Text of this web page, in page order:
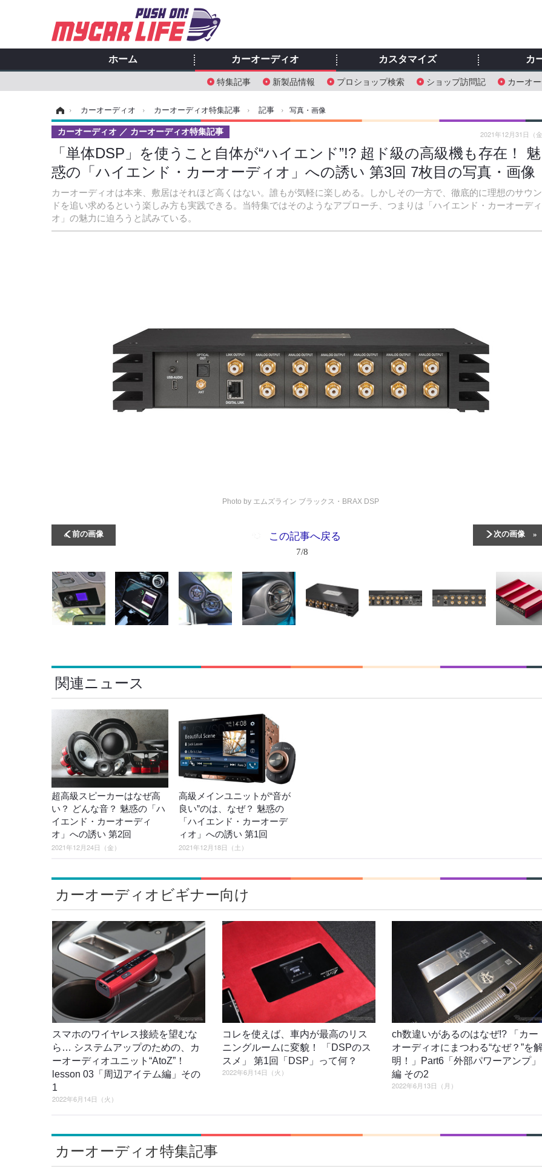
ホーム カーオーディオ
特集記事 新製品情報 プロショップ検索 ショップ訪問記 カーオ
カスタマイズ カ
› カーオーディオ › カーオーディオ特集記事 › 記事 › 写真・画像
「単体DSP」を使うこと自体が“ハイエンド”!? 超ド級の高級機も存在！ 魅
惑の「ハイエンド・カーオーディオ」への誘い 第3回 7枚目の写真・画像
カーオーディオは本来、敷居はそれほど高くはない。誰もが気軽に楽しめる。しかしその一方で、徹底的に理想のサウン
ドを追い求めるという楽しみ方も実践できる。当特集ではそのようなアプローチ、つまりは「ハイエンド・カーオーディ
オ」の魅力に迫ろうと試みている。
カーオーディオ カーオーディオ特集記事 2021年12月31日（金
Photo by エムズライン ブラックス・BRAX DSP
前の画像 次の画像
この記事へ戻る
7/8
関連ニュース
超高級スピーカーはなぜ高
い？ どんな音？ 魅惑の「ハ
イエンド・カーオーディ
オ」への誘い 第2回
2021年12月24日（金）
高級メインユニットが“音が
良い”のは、なぜ？ 魅惑の
「ハイエンド・カーオーデ
ィオ」への誘い 第1回
2021年12月18日（土）
カーオーディオビギナー向け
スマホのワイヤレス接続を望むな
ら… システムアップのための、カ
ーオーディオユニット“AtoZ”！
lesson 03「周辺アイテム編」その
1
2022年6月14日（火）
コレを使えば、車内が最高のリス
ニングルームに変貌！ 「DSPのス
スメ」 第1回「DSP」って何？
2022年6月14日（火）
ch数違いがあるのはなぜ!? 「カー
オーディオにまつわる“なぜ？”を
明！」Part6「外部パワーアンプ」
編 その2
2022年6月13日（月）
カーオーディオ特集記事